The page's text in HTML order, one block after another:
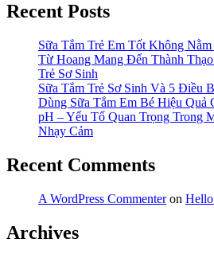
Nhập
(Phần
2)“
Recent Posts
Sữa Tắm Trẻ Em Tốt Không
Từ Hoang Mang Đến Thành
Trẻ Sơ Sinh
Sữa Tắm Trẻ Sơ Sinh Và 5 Điều
Dùng Sữa Tắm Em Bé Hiệu
pH – Yếu Tố Quan Trọng Trong
Nhạy Cảm
Recent Comments
A WordPress Commenteron
Archives